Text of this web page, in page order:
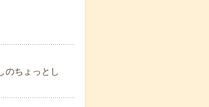
のちょっとし